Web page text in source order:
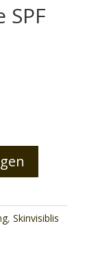
, Skinvisiblis